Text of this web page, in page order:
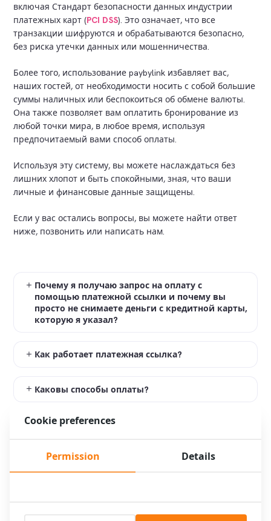
включая Стандарт безопасности данных индустрии
платежных карт (PCI DSS). Это означает, что все
транзакции шифруются и обрабатываются безопасно,
без риска утечки данных или мошенничества.
Более того, использование paybylink избавляет вас,
наших гостей, от необходимости носить с собой большие
суммы наличных или беспокоиться об обмене валюты.
Она также позволяет вам оплатить бронирование из
любой точки мира, в любое время, используя
предпочитаемый вами способ оплаты.
Используя эту систему, вы можете наслаждаться без
лишних хлопот и быть спокойными, зная, что ваши
личные и финансовые данные защищены.
Если у вас остались вопросы, вы можете найти ответ
ниже, позвонить или написать нам.
Почему я получаю запрос на оплату с
помощью платежной ссылки и почему вы
просто не снимаете деньги с кредитной карты,
которую я указал?
Как работает платежная ссылка?
Каковы способы оплаты?
Что происходит с данными кредитной карты,
Cookie preferences
Permission Details